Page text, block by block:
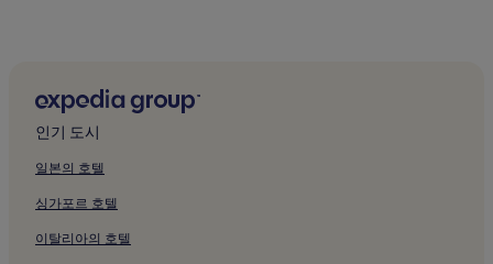
카이세도 광장 근처 호텔
그라나다의 수영장이 있는 호텔
그라나다의 주차 가능 호텔
그라나다의 피트니스 센터가 있는 호텔
인기 도시
일본의 호텔
싱가포르 호텔
이탈리아의 호텔